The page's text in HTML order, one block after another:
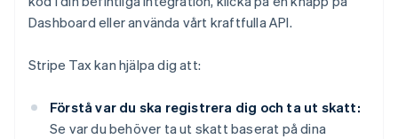
Dashboard eller använda vårt kraftfulla API.
Stripe Tax kan hjälpa dig att:
Förstå var du ska registrera dig och ta ut skatt:
Se var du behöver ta ut skatt baserat på dina